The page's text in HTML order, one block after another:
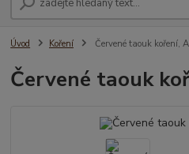
Úvod Koření Červené taouk koření,
Červené taouk